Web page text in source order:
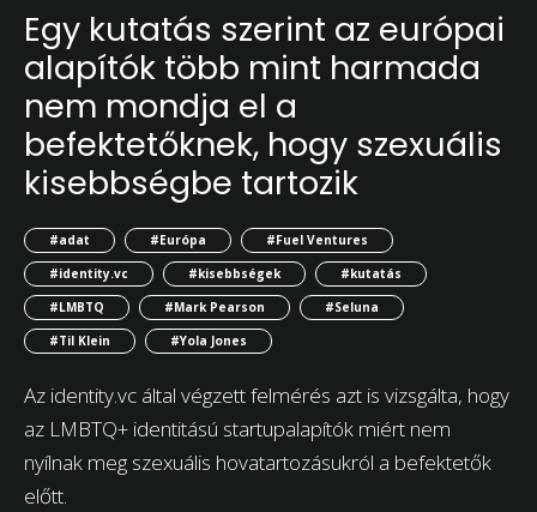
Egy kutatás szerint az európai
alapítók több mint harmada
nem mondja el a
befektetőknek, hogy szexuális
kisebbségbe tartozik
#adat #Európa
#Fuel Ventures
#identity.vc
#kisebbségek
#kutatás
#LMBTQ
#Mark Pearson
#Seluna
#Til Klein
#Yola Jones
Az identity.vc által végzett felmérés azt is vizsgálta, hogy
az LMBTQ+ identitású startupalapítók miért nem
nyílnak meg szexuális hovatartozásukról a befektetők
előtt.